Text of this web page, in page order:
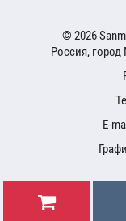
© 2026
Россия,
E-